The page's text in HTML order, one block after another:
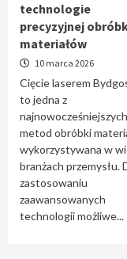
technologie
precyzyjnej
materiałów
10 marca 2026
Cięcie laserem
to jedna z
najnowocześniejszych
metod obróbki
wykorzystywana w
branżach przemysłu.
zastosowaniu
zaawansowanych
technologii możliwe...